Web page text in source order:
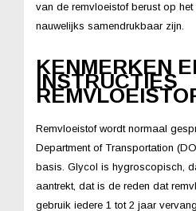
van de remvloeistof berust op
nauwelijks samendrukbaar zijn.
KENMERKEN
INSTRUCTIES
Remvloeistof wordt normaal
Department of Transportation
basis. Glycol is hygroscopisch,
aantrekt, dat is de reden dat
gebruik iedere 1 tot 2 jaar